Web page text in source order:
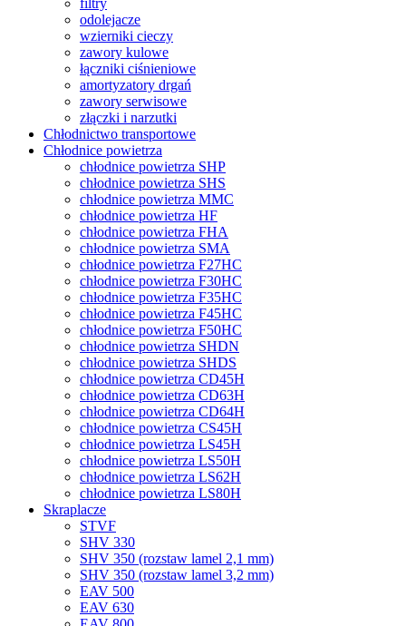
filtry
odolejacze
wzierniki cieczy
zawory kulowe
łączniki ciśnieniowe
amortyzatory drgań
zawory serwisowe
złączki i narzutki
Chłodnictwo transportowe
Chłodnice powietrza
chłodnice powietrza SHP
chłodnice powietrza SHS
chłodnice powietrza MMC
chłodnice powietrza HF
chłodnice powietrza FHA
chłodnice powietrza SMA
chłodnice powietrza F27HC
chłodnice powietrza F30HC
chłodnice powietrza F35HC
chłodnice powietrza F45HC
chłodnice powietrza F50HC
chłodnice powietrza SHDN
chłodnice powietrza SHDS
chłodnice powietrza CD45H
chłodnice powietrza CD63H
chłodnice powietrza CD64H
chłodnice powietrza CS45H
chłodnice powietrza LS45H
chłodnice powietrza LS50H
chłodnice powietrza LS62H
chłodnice powietrza LS80H
Skraplacze
STVF
SHV 330
SHV 350 (rozstaw lamel 2,1 mm)
SHV 350 (rozstaw lamel 3,2 mm)
EAV 500
EAV 630